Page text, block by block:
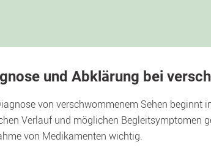
und Abklärung bei
von verschwommenem Sehen beginnt
Verlauf und möglichen Begleitsymptomen
von Medikamenten wichtig.